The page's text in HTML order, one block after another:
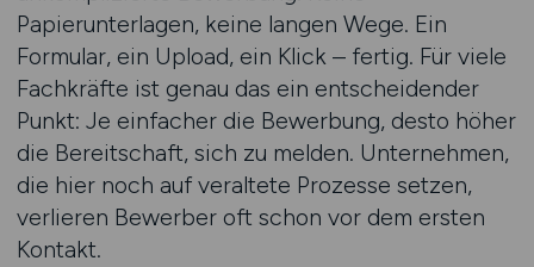
Papierunterlagen, keine langen Wege. Ein
Formular, ein Upload, ein Klick – fertig. Für viele
Fachkräfte ist genau das ein entscheidender
Punkt: Je einfacher die Bewerbung, desto höher
die Bereitschaft, sich zu melden. Unternehmen,
die hier noch auf veraltete Prozesse setzen,
verlieren Bewerber oft schon vor dem ersten
Kontakt.